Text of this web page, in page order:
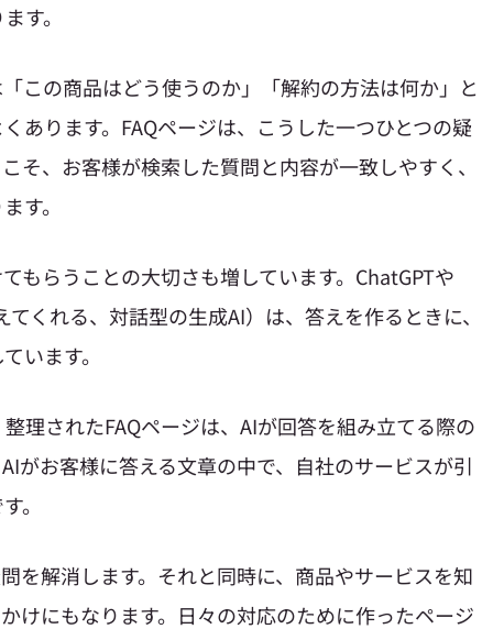
す。
この商品はどう使うのか」「解約の方法は何か」と
あります。FAQページは、こうした一つひとつの疑
そ、お客様が検索した質問と内容が一致しやすく、
す。
もらうことの大切さも増しています。ChatGPTや
くれる、対話型の生成AI）は、答えを作るときに、
います。
理されたFAQページは、AIが回答を組み立てる際の
がお客様に答える文章の中で、自社のサービスが引
。
を解消します。それと同時に、商品やサービスを知
けにもなります。日々の対応のために作ったページ